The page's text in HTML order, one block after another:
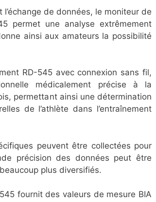
de données, le moniteur de
permet une analyse extrêmement
ainsi aux amateurs la possibilité
RD-545 avec connexion sans fil,
médicalement précise à la
permettant ainsi une détermination
de l’athlète dans l’entraînement
peuvent être collectées pour
précision des données peut être
plus diversifiés.
fournit des valeurs de mesure BIA